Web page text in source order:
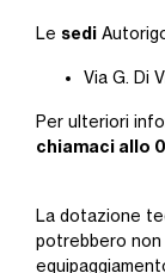
Le sedi
Via G. Di
Per ulteriori
chiamaci allo
La dotazione
potrebbero